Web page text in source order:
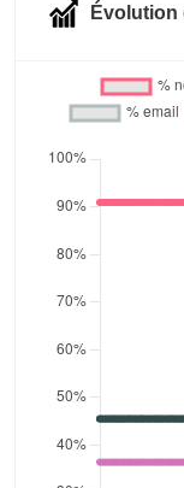
Évolution